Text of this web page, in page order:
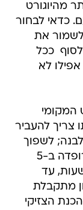
מהיוגורט
כדאי לבחור
את
 ככל
לא
המקומי
צריך להעביר
לשפוך
אותו לחיתול בד (או מסננת צפופה שרופדה ב-5
נייר) ולתת לו להסתנן בערך 3 שעות, עד
מתקבלת
הצזיקי